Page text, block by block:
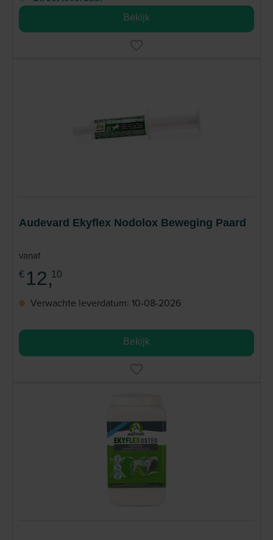
Bekijk
Audevard Ekyflex Nodolox Beweging Paard
vanaf
€ 12,10
Verwachte leverdatum: 10-08-2026
Bekijk